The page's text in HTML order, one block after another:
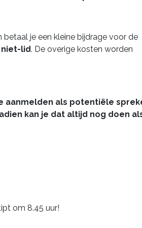
je een kleine bijdrage voor de
niet-lid. De overige kosten worden
aanmelden als potentiële
kan je dat altijd nog doen
om 8.45 uur!